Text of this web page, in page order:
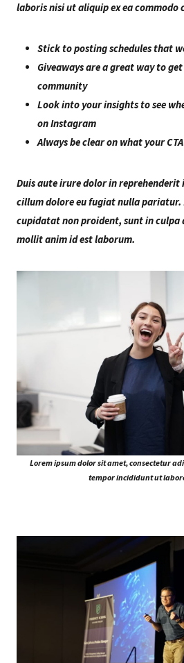
laboris nisi ut aliquip ex ea commodo
Stick to posting schedules that
Giveaways are a great way to
community
Look into your insights to see
on Instagram
Always be clear on what your
Duis aute irure dolor in reprehenderit
cillum dolore eu fugiat nulla pariatur.
cupidatat non proident, sunt in culpa
mollit anim id est laborum.
Lorem ipsum dolor sit amet, consectetur
tempor incididunt ut